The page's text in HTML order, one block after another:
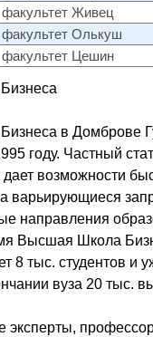
Живец
Олькуш
Цешин
в Домброве
году. Частный
возможности
варьирующиеся
направления
Высшая Школа
8 тыс. студентов и
вуза 20 тыс.
эксперты,